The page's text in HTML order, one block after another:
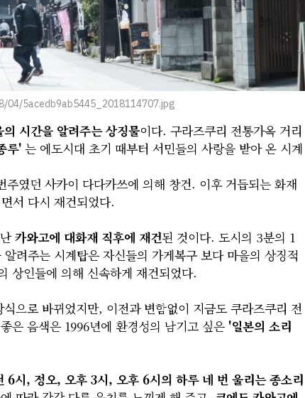
5acedb9ab5445_2018114707.jpg
의 시간을 알려주는 상징물이다. 구라즈쿠리 전통가옥 거리
루'는 에도시대 초기 때부터 서민들의 사랑을 받아 온 시계
였던 사카이 다다카쓰에 의해 창건. 이후 거듭되는 화재
서 다시 재건되었다.
카와고에 대화재 직후에 재건된 것이다. 도시의 3분의 1
려주는 시계탑은 자신들의 가게복구 보다 마을의 상징적
상인들에 의해 신속하게 재건되었다.
으로 바뀌었지만, 이전과 변함없이 지금도 쿠라즈쿠리 전
은 음색은 1996년에 환경성의 남기고 싶은 '일본의 소리
6시, 정오, 오후 3시, 오후 6시의 하루 네 번 울리는 종소리